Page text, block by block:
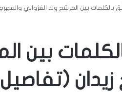
بالكلمات بين المرشح ولد الغزواني
بين
زيدان